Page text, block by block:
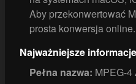
Aby przekonwertować
prosta konwersja online.
Najważniejsze
Pełna nazwa: MPEG-4